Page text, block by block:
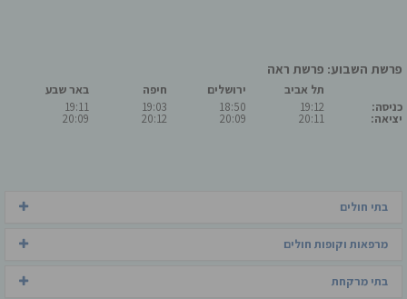
פרשת השבוע: פרשת ראה
כניסה:
יציאה:
תל אביב
19:12
20:11
ירושלים
18:50
20:09
חיפה
19:03
20:12
באר שבע
19:11
20:09
בתי חולים
מרפאות וקופות חולים
בתי מרקחת